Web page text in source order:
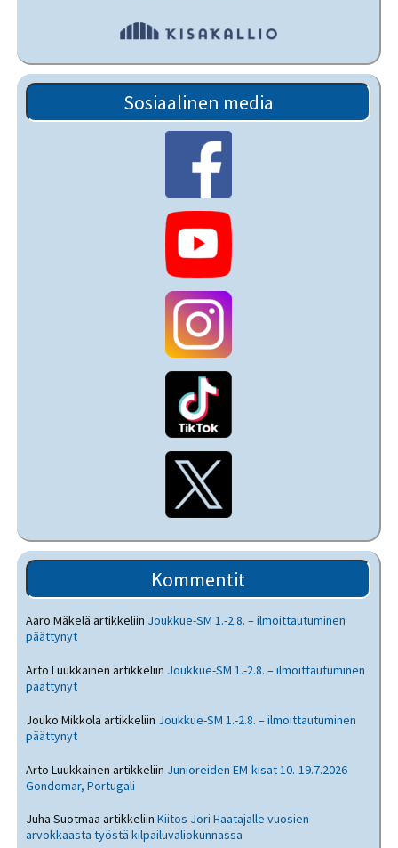
Sosiaalinen media
Kommentit
Aaro Mäkelä artikkeliin Joukkue-SM 1.-2.8. – ilmoittautuminen
päättynyt
Arto Luukkainen artikkeliin Joukkue-SM 1.-2.8. – ilmoittautuminen
päättynyt
Jouko Mikkola artikkeliin Joukkue-SM 1.-2.8. – ilmoittautuminen
päättynyt
Arto Luukkainen artikkeliin Junioreiden EM-kisat 10.-19.7.2026
Gondomar, Portugali
Juha Suotmaa artikkeliinKiitos Jori Haatajalle vuosien
arvokkaasta työstä kilpailuvaliokunnassa